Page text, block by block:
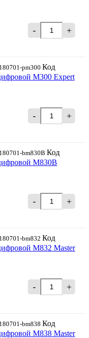
- +
pm300 Код
M300 Expert
- +
bm830B Код
M830B
- +
bm832 Код
M832 Master
- +
bm838 Код
M838 Master